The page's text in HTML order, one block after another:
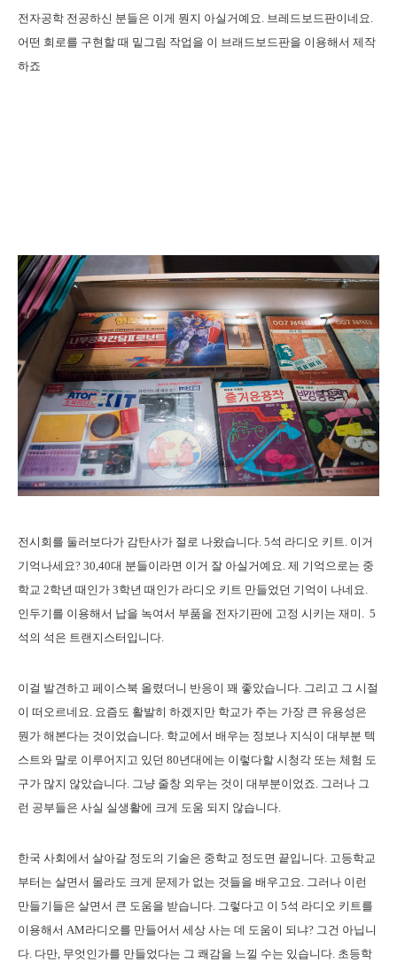
전자공학 전공하신 분들은 이게 뭔지 아실거예요. 브레드보드판이네요.
어떤 회로를 구현할 때 밑그림 작업을 이 브래드보드판을 이용해서 제작
하죠
전시회를 둘러보다가 감탄사가 절로 나왔습니다. 5석 라디오 키트. 이거
기억나세요? 30,40대 분들이라면 이거 잘 아실거예요. 제 기억으로는 중
학교 2학년 때인가 3학년 때인가 라디오 키트 만들었던 기억이 나네요.
인두기를 이용해서 납을 녹여서 부품을 전자기판에 고정 시키는 재미. 5
석의 석은 트랜지스터입니다.
이걸 발견하고 페이스북 올렸더니 반응이 꽤 좋았습니다. 그리고 그 시절
이 떠오르네요. 요즘도 활발히 하겠지만 학교가 주는 가장 큰 유용성은
뭔가 해본다는 것이었습니다. 학교에서 배우는 정보나 지식이 대부분 텍
스트와 말로 이루어지고 있던 80년대에는 이렇다할 시청각 또는 체험 도
구가 많지 않았습니다. 그냥 줄창 외우는 것이 대부분이었죠. 그러나 그
런 공부들은 사실 실생활에 크게 도움 되지 않습니다.
한국 사회에서 살아갈 정도의 기술은 중학교 정도면 끝입니다. 고등학교
부터는 살면서 몰라도 크게 문제가 없는 것들을 배우고요. 그러나 이런
만들기들은 살면서 큰 도움을 받습니다. 그렇다고 이 5석 라디오 키트를
이용해서 AM라디오를 만들어서 세상 사는 데 도움이 되냐? 그건 아닙니
다. 다만, 무엇인가를 만들었다는 그 쾌감을 느낄 수는 있습니다. 초등학